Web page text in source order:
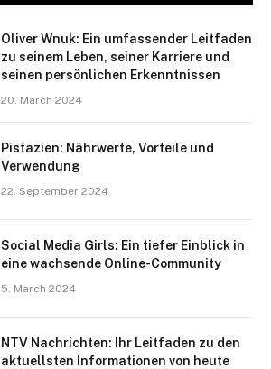
Oliver Wnuk: Ein umfassender Leitfaden
zu seinem Leben, seiner Karriere und
seinen persönlichen Erkenntnissen
20. March 2024
Pistazien: Nährwerte, Vorteile und
Verwendung
22. September 2024
Social Media Girls: Ein tiefer Einblick in
eine wachsende Online-Community
5. March 2024
NTV Nachrichten: Ihr Leitfaden zu den
aktuellsten Informationen von heute